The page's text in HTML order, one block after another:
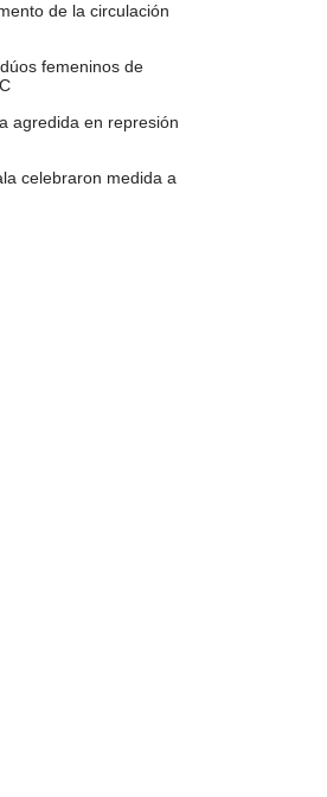
de la circulación
femeninos de
agredida en represión
celebraron medida a